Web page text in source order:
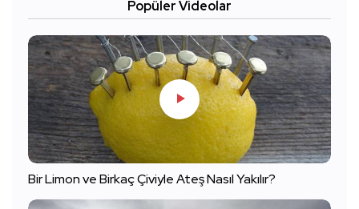
Popüler Videolar
Bir Limon ve Birkaç Çiviyle Ateş Nasıl Yakılır?